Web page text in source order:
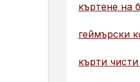
къртене на
геймърски
кърти